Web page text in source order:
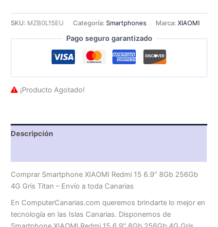
SKU: MZB0L15EU Categoría: Smartphones Marca:XIAOMI
Pago seguro garantizado
¡Producto Agotado!
Descripción
Comprar Smartphone XIAOMI Redmi 15 6.9″ 8Gb 256Gb
4G Gris Titan – Envío a toda Canarias
En ComputerCanarias.com queremos brindarte lo mejor en
tecnología en las Islas Canarias. Disponemos de